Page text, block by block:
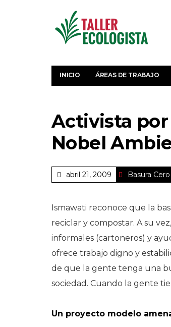
INICIO ÁREAS DE TRABAJO
Activista por
Nobel
abril 21, 2009 Basura Cero
Ismawati reconoce que la
reciclar y compostar. A su
informales (cartoneros) y
ofrece trabajo digno y
de que la gente tenga una
sociedad. Cuando la gente
Un proyecto modelo